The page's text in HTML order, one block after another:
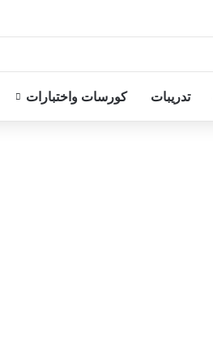
تدريبات كورسات واختبارات